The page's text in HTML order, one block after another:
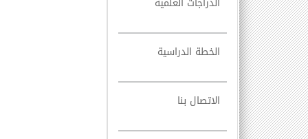
الخطة الدراسية
الاتصال بنا